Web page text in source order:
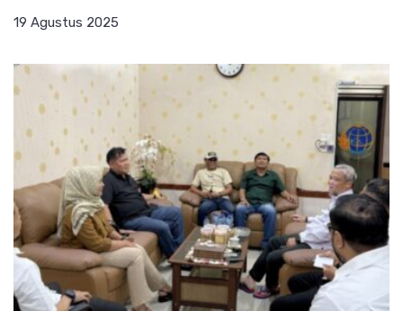
19 Agustus 2025